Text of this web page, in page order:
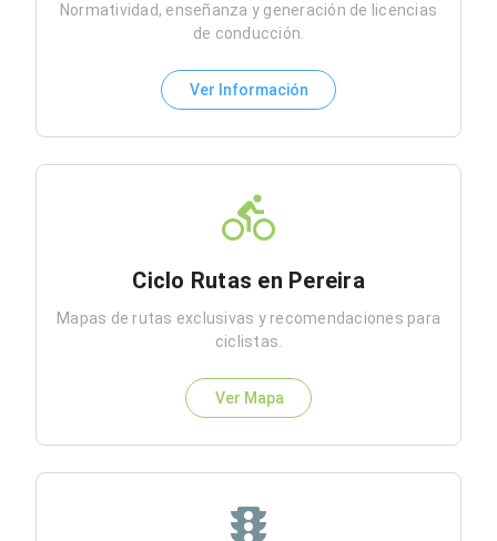
Normatividad, enseñanza y generación de licencias
de conducción.
Ver Información
Ciclo Rutas en Pereira
Mapas de rutas exclusivas y recomendaciones para
ciclistas.
Ver Mapa